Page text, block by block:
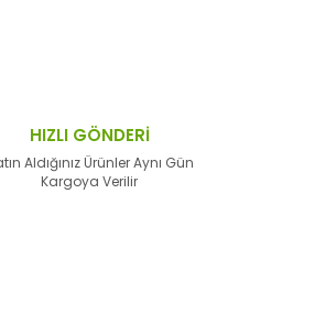
HIZLI GÖNDERİ
Aldığınız Ürünler Aynı Gün
Kargoya Verilir